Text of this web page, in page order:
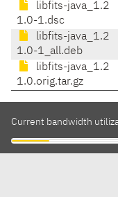
libfits-java_1.2
1.0-1.dsc
libfits-java_1.2
1.0-1_all.deb
libfits-java_1.2
1.0.orig.tar.gz
Current bandwidth